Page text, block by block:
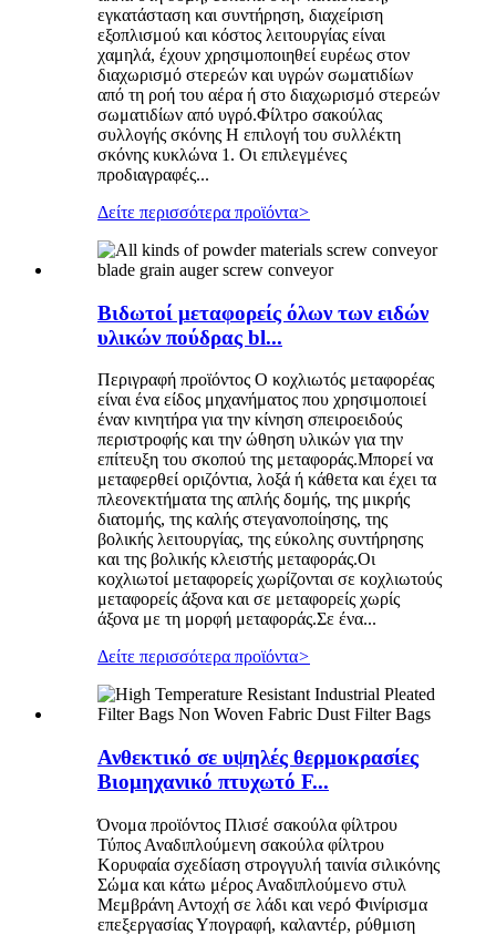
εγκατάσταση και συντήρηση, διαχείριση
εξοπλισμού και κόστος λειτουργίας είναι
χαμηλά, έχουν χρησιμοποιηθεί ευρέως στον
διαχωρισμό στερεών και υγρών σωματιδίων
από τη ροή του αέρα ή στο διαχωρισμό στερεών
σωματιδίων από υγρό.Φίλτρο σακούλας
συλλογής σκόνης Η επιλογή του συλλέκτη
σκόνης κυκλώνα 1. Οι επιλεγμένες
προδιαγραφές...
Δείτε περισσότερα προϊόντα>
Βιδωτοί μεταφορείς όλων των ειδών
υλικών πούδρας bl...
Περιγραφή προϊόντος Ο κοχλιωτός μεταφορέας
είναι ένα είδος μηχανήματος που χρησιμοποιεί
έναν κινητήρα για την κίνηση σπειροειδούς
περιστροφής και την ώθηση υλικών για την
επίτευξη του σκοπού της μεταφοράς.Μπορεί να
μεταφερθεί οριζόντια, λοξά ή κάθετα και έχει τα
πλεονεκτήματα της απλής δομής, της μικρής
διατομής, της καλής στεγανοποίησης, της
βολικής λειτουργίας, της εύκολης συντήρησης
και της βολικής κλειστής μεταφοράς.Οι
κοχλιωτοί μεταφορείς χωρίζονται σε κοχλιωτούς
μεταφορείς άξονα και σε μεταφορείς χωρίς
άξονα με τη μορφή μεταφοράς.Σε ένα...
Δείτε περισσότερα προϊόντα>
Ανθεκτικό σε υψηλές θερμοκρασίες
Βιομηχανικό πτυχωτό F...
Όνομα προϊόντος Πλισέ σακούλα φίλτρου
Τύπος Αναδιπλούμενη σακούλα φίλτρου
Κορυφαία σχεδίαση στρογγυλή ταινία σιλικόνης
Σώμα και κάτω μέρος Αναδιπλούμενο στυλ
Μεμβράνη Αντοχή σε λάδι και νερό Φινίρισμα
επεξεργασίας Υπογραφή, καλαντέρ, ρύθμιση